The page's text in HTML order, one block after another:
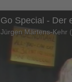
Go Special - Der
Jürgen Märtens-Kehr